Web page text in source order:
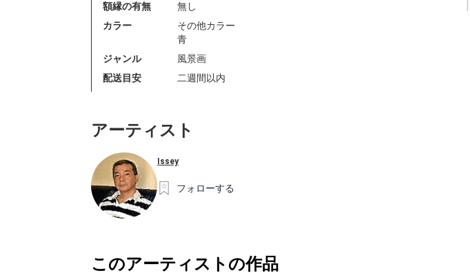
額縁の有無
無し
カラー
その他カラー
青
ジャンル
風景画
配送目安
二週間以内
アーティスト
Issey
フォローする
このアーティストの作品